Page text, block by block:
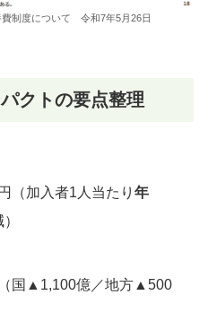
制度について 令和7年5月26日
クトの要点整理
（加入者1人当たり年
国▲1,100億／地方▲500